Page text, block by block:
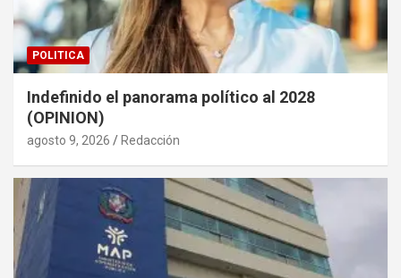
POLITICA
Indefinido el panorama político al 2028
(OPINION)
agosto 9, 2026 Redacción